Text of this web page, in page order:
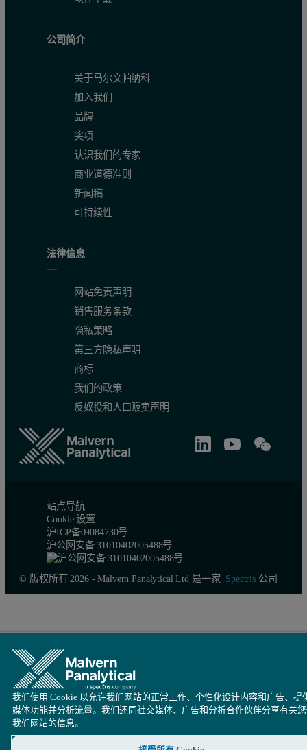
Zetasizer Nano 系列采用的NIBS光学元件的敏感性可确保
确定临界胶束浓度
表面活性剂的临界胶束浓度是采用各种技术计算出来的，
动态光散射技术特别适用于确定CMC。 根据本报告总结
图 2：在 0.05mM（蓝线）和0.6mM（红线）的Triton X-100浓度下
图3以Triton X-100浓度（mM）的函数，表示散射光的强
图 3：在去离子水中制备的Triton X-100各种浓度下的散射光强度（
公司简介
关于马尔文帕纳科
加入我们
品牌
奖项
认识我们的专家
商业道德准则
新闻稿
可持续性
法律信息
网站免责声明
销售服务条款
隐私策略
第三方隐私声明
商标
我们的政策
反奴役和人口贩卖声明
站点导航
Cookie 设置
沪ICP备09084730号
沪公网安备 31010402005488号
© 版权所有 2026 - Malvern Panalytical Ltd 是一家 Spectris公司
我们使用 Cookie 以允许我们网站的正常工作、个性化设计内容和广告、提
媒体功能并分析流量。我们还同社交媒体、广告和分析合作伙伴分享有关
我们网站的信息。